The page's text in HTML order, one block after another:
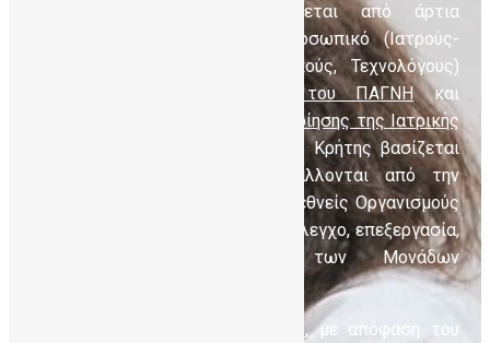
Η ΔηΤΟΒ Κρήτης στελεχώνεται από άρτια
εκπαιδευμένο επιστημονικό προσωπικό (Ιατρούς-
Αιματολόγους, Βιολόγους, Χημικούς, Τεχνολόγους)
Αιματολογικής Κλινικής του ΠΑΓΝΗκαι
Εργαστηρίου Μελέτης Αιμοποίησης της Ιατρικής
. Η λειτουργία της ΔηΤΟΒ Κρήτης βασίζεται
στις προδιαγραφές που επιβάλλονται από την
Ελληνική Νομοθεσία και τους Διεθνείς Οργανισμούς
Πιστοποιήσεων για τη συλλογή, έλεγχο, επεξεργασία,
συντήρηση και διάθεση των Μονάδων
Ιατρικός Σύλλογος Ηρακλείου, με απόφαση του